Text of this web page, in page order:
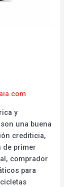
y
una buena
crediticia,
de primer
comprador
para